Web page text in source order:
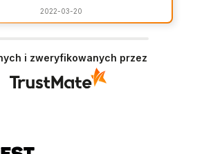
2022-03-20
i zweryfikowanych przez